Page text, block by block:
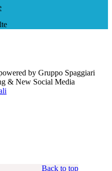
by Gruppo Spaggiari
& New Social Media
Back to top